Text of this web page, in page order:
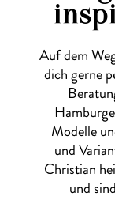
Auf dem
dich gerne
Modelle
und
Christian
und